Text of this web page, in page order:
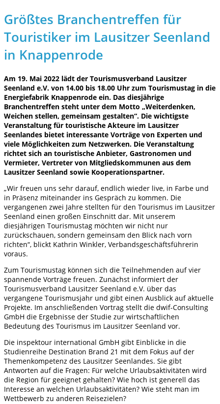
Größtes Branchentreffen für
Touristiker im Lausitzer Seenland
in Knappenrode
Am 19. Mai 2022 lädt der Tourismusverband Lausitzer
Seenland e.V. von 14.00 bis 18.00 Uhr zum Tourismustag in die
Energiefabrik Knappenrode ein. Das diesjährige
Branchentreffen steht unter dem Motto „Weiterdenken,
Weichen stellen, gemeinsam gestalten“. Die wichtigste
Veranstaltung für touristische Akteure im Lausitzer
Seenlandes bietet interessante Vorträge von Experten und
viele Möglichkeiten zum Netzwerken. Die Veranstaltung
richtet sich an touristische Anbieter, Gastronomen und
Vermieter, Vertreter von Mitgliedskommunen aus dem
Lausitzer Seenland sowie Kooperationspartner.
„Wir freuen uns sehr darauf, endlich wieder live, in Farbe und
in Präsenz miteinander ins Gespräch zu kommen. Die
vergangenen zwei Jahre stellten für den Tourismus im Lausitzer
Seenland einen großen Einschnitt dar. Mit unserem
diesjährigen Tourismustag möchten wir nicht nur
zurückschauen, sondern gemeinsam den Blick nach vorn
richten“, blickt Kathrin Winkler, Verbandsgeschäftsführerin
voraus.
Zum Tourismustag können sich die Teilnehmenden auf vier
spannende Vorträge freuen. Zunächst informiert der
Tourismusverband Lausitzer Seenland e.V. über das
vergangene Tourismusjahr und gibt einen Ausblick auf aktuelle
Projekte. Im anschließenden Vortrag stellt die dwif-Consulting
GmbH die Ergebnisse der Studie zur wirtschaftlichen
Bedeutung des Tourismus im Lausitzer Seenland vor.
Die inspektour international GmbH gibt Einblicke in die
Studienreihe Destination Brand 21 mit dem Fokus auf der
Themenkompetenz des Lausitzer Seenlandes. Sie gibt
Antworten auf die Fragen: Für welche Urlaubsaktivitäten wird
die Region für geeignet gehalten? Wie hoch ist generell das
Interesse an welchen Urlaubsaktivitäten? Wie steht man im
Wettbewerb zu anderen Reisezielen?